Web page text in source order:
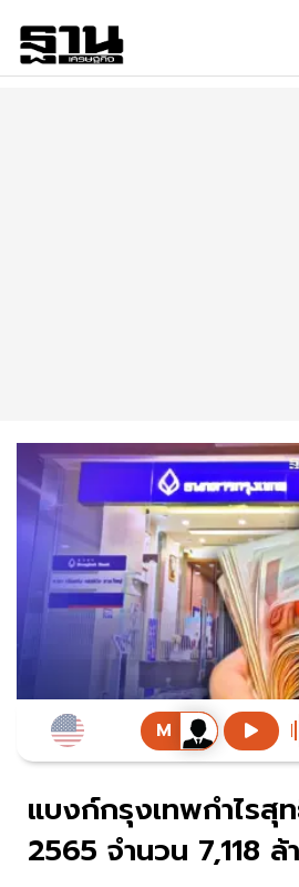
แบงก์กรุงเทพกำไรสุ
2565 จำนวน 7,118 ล้